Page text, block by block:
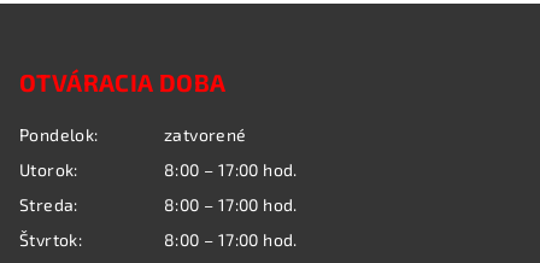
OTVÁRACIA DOBA
Pondelok:
zatvorené
Utorok:
8:00 – 17:00 hod.
Streda:
8:00 – 17:00 hod.
Štvrtok:
8:00 – 17:00 hod.